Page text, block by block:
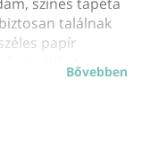
találnak
papír
díszítik. Az
hangulatossá
is.
Bővebben